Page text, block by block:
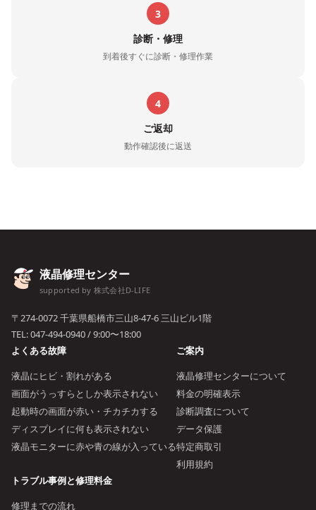
3
診断・修理
到着後すぐに診断・修理作業
4
ご返却
動作確認後に返送
液晶修理センター
supported by 株式会社D-LIFE
〒274-0072 千葉県船橋市三山8-47-6 三山ビル1階
TEL:047-494-0940/ 9:00〜18:00
よくある故障
液晶にヒビ・割れがある
画面がうっすらとしか表示されない
起動時の画面が赤い・チカチカする
ディスプレイに何も表示されない
液晶モニターに赤や青の線が入っている
ご案内
液晶修理センターについて
料金の明確表示
診断調査について
データ保護
特定商取引
利用規約
トラブル事例と修理料金
修理までの流れ